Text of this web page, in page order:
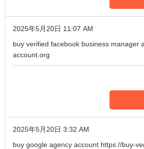
2025年5月20日 11:07 AM
buy verified facebook business manager
account.org
2025年5月20日 3:32 AM
buy google agency account https://buy-